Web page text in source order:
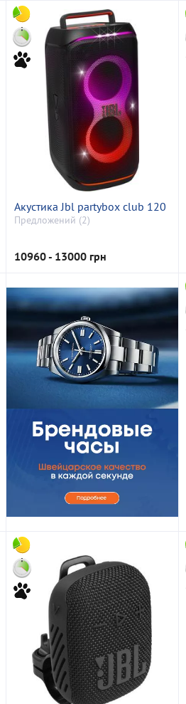
Акустика Jbl partybox club 120
Предложений (2)
10960 - 13000 грн